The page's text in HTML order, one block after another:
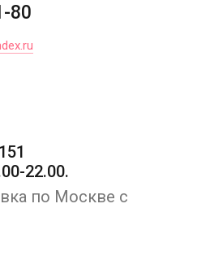
80
22.00.
по Москве с